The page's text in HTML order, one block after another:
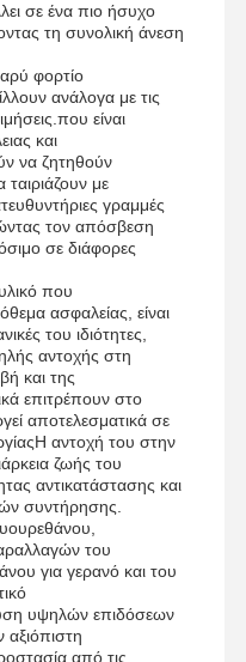
Επαφή Νέα
σε ένα πιο ήσυχο
τη συνολική άνεση
φορτίο
ανάλογα με τις
είναι
και
να ζητηθούν
με
γραμμές
τον απόσβεση
σε διάφορες
που
ασφαλείας, είναι
του ιδιότητες,
αντοχής στη
και της
επιτρέπουν στο
αποτελεσματικά σε
αντοχή του στην
ζωής του
αντικατάστασης και
συντήρησης.
του
για γερανό και του
υψηλών επιδόσεων
αξιόπιστη
από τις